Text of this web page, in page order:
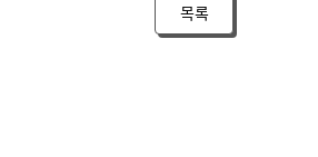
목록